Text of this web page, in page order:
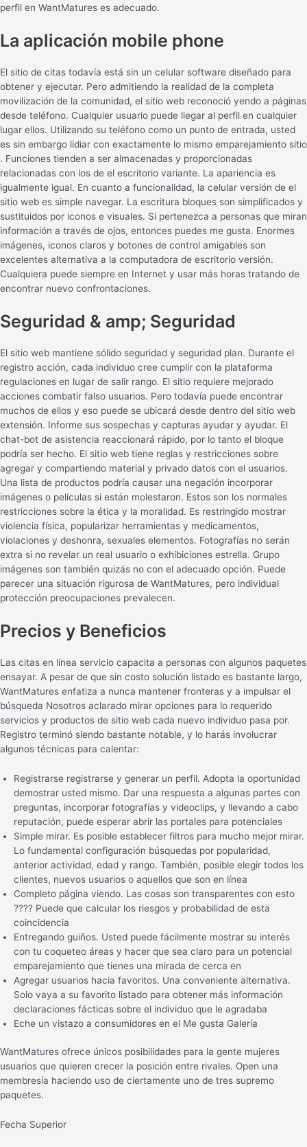
perfil en WantMatures es adecuado.
La aplicación mobile phone
El sitio de citas todavía está sin un celular software diseñado para
obtener y ejecutar. Pero admitiendo la realidad de la completa
movilización de la comunidad, el sitio web reconoció yendo a páginas
desde teléfono. Cualquier usuario puede llegar al perfil en cualquier
lugar ellos. Utilizando su teléfono como un punto de entrada, usted
es sin embargo lidiar con exactamente lo mismo emparejamiento sitio
. Funciones tienden a ser almacenadas y proporcionadas
relacionadas con los de el escritorio variante. La apariencia es
igualmente igual. En cuanto a funcionalidad, la celular versión de el
sitio web es simple navegar. La escritura bloques son simplificados y
sustituidos por iconos e visuales. Si pertenezca a personas que miran
información a través de ojos, entonces puedes me gusta. Enormes
imágenes, iconos claros y botones de control amigables son
excelentes alternativa a la computadora de escritorio versión.
Cualquiera puede siempre en Internet y usar más horas tratando de
encontrar nuevo confrontaciones.
Seguridad & amp; Seguridad
El sitio web mantiene sólido seguridad y seguridad plan. Durante el
registro acción, cada individuo cree cumplir con la plataforma
regulaciones en lugar de salir rango. El sitio requiere mejorado
acciones combatir falso usuarios. Pero todavía puede encontrar
muchos de ellos y eso puede se ubicará desde dentro del sitio web
extensión. Informe sus sospechas y capturas ayudar y ayudar. El
chat-bot de asistencia reaccionará rápido, por lo tanto el bloque
podría ser hecho. El sitio web tiene reglas y restricciones sobre
agregar y compartiendo material y privado datos con el usuarios.
Una lista de productos podría causar una negación incorporar
imágenes o películas si están molestaron. Estos son los normales
restricciones sobre la ética y la moralidad. Es restringido mostrar
violencia física, popularizar herramientas y medicamentos,
violaciones y deshonra, sexuales elementos. Fotografías no serán
extra si no revelar un real usuario o exhibiciones estrella. Grupo
imágenes son también quizás no con el adecuado opción. Puede
parecer una situación rigurosa de WantMatures, pero individual
protección preocupaciones prevalecen.
Precios y Beneficios
Las citas en línea servicio capacita a personas con algunos paquetes
ensayar. A pesar de que sin costo solución listado es bastante largo,
WantMatures enfatiza a nunca mantener fronteras y a impulsar el
búsqueda Nosotros aclarado mirar opciones para lo requerido
servicios y productos de sitio web cada nuevo individuo pasa por.
Registro terminó siendo bastante notable, y lo harás involucrar
algunos técnicas para calentar:
Registrarse registrarse y generar un perfil. Adopta la oportunidad
demostrar usted mismo. Dar una respuesta a algunas partes con
preguntas, incorporar fotografías y videoclips, y llevando a cabo
reputación, puede esperar abrir las portales para potenciales
Simple mirar. Es posible establecer filtros para mucho mejor mirar.
Lo fundamental configuración búsquedas por popularidad,
anterior actividad, edad y rango. También, posible elegir todos los
clientes, nuevos usuarios o aquellos que son en línea
Completo página viendo. Las cosas son transparentes con esto
???? Puede que calcular los riesgos y probabilidad de esta
coincidencia
Entregando guiños. Usted puede fácilmente mostrar su interés
con tu coqueteo áreas y hacer que sea claro para un potencial
emparejamiento que tienes una mirada de cerca en
Agregar usuarios hacia favoritos. Una conveniente alternativa.
Solo vaya a su favorito listado para obtener más información
declaraciones fácticas sobre el individuo que le agradaba
Eche un vistazo a consumidores en el Me gusta Galería
WantMatures ofrece únicos posibilidades para la gente mujeres
usuarios que quieren crecer la posición entre rivales. Open una
membresía haciendo uso de ciertamente uno de tres supremo
paquetes.
Fecha Superior